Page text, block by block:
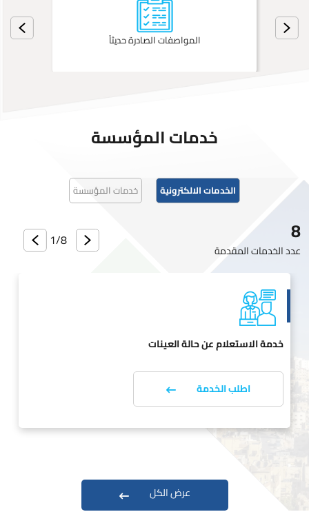
المواصفات الصادرة حديثاً
خدمات المؤسسة
الخدمات الالكترونية خدمات المؤسسة
8
عدد الخدمات المقدمة
1/8
خدمة الاستعلام عن حالة العينات
اطلب الخدمة
عرض الكل